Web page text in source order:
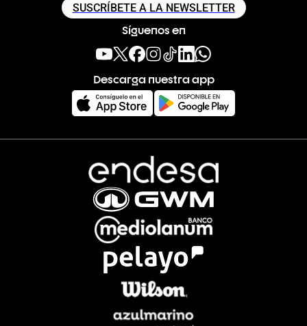
SUSCRÍBETE A LA NEWSLETTER
Síguenos en
Descarga nuestra app